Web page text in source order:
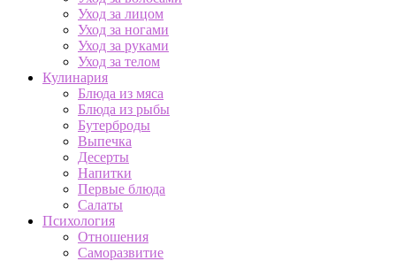
Уход за лицом
Уход за ногами
Уход за руками
Уход за телом
Кулинария
Блюда из мяса
Блюда из рыбы
Бутерброды
Выпечка
Десерты
Напитки
Первые блюда
Салаты
Психология
Отношения
Саморазвитие